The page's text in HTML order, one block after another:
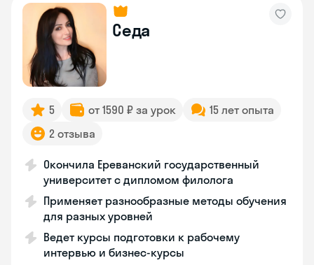
Седа
5 от 1590 ₽ за урок
15 лет опыта
2 отзыва
Окончила Ереванский государственный
университет с дипломом филолога
Применяет разнообразные методы обучения
для разных уровней
Ведет курсы подготовки к рабочему
интервью и бизнес-курсы